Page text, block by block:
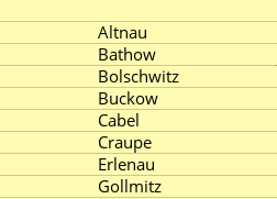
Altnau
Bathow
Bolschwitz
Buckow
Cabel
Craupe
Erlenau
Gollmitz